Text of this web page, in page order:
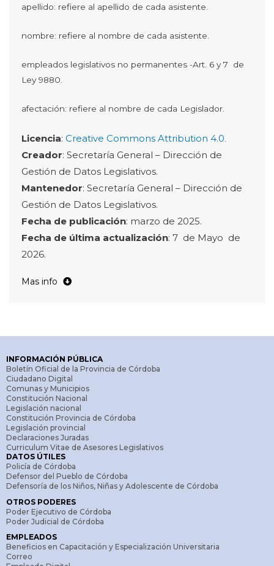
apellido: refiere al apellido de cada asistente.
nombre: refiere al nombre de cada asistente.
empleados legislativos no permanentes -Art. 6 y 7 de
Ley 9880.
afectación: refiere al nombre de cada Legislador.
Licencia: Creative Commons Attribution 4.0
Creador: Secretaría General – Dirección de
Gestión de Datos Legislativos.
Mantenedor: Secretaría General – Dirección de
Gestión de Datos Legislativos.
Fecha de publicación: marzo de 2025.
Fecha de última actualización: 7 de Mayo de
2026.
Mas info
INFORMACIÓN PÚBLICA
Boletín Oficial de la Provincia de Córdoba
Ciudadano Digital
Comunas y Municipios
Constitución Nacional
Legislación nacional
Constitución Provincia de Córdoba
Legislación provincial
Declaraciones Juradas
Curriculum Vitae de Asesores Legislativos
DATOS ÚTILES
Policía de Córdoba
Defensor del Pueblo de Córdoba
Defensoría de los Niños, Niñas y Adolescente de Córdoba
OTROS PODERES
Poder Ejecutivo de Córdoba
Poder Judicial de Córdoba
EMPLEADOS
Beneficios en Capacitación y Especialización Universitaria
Correo